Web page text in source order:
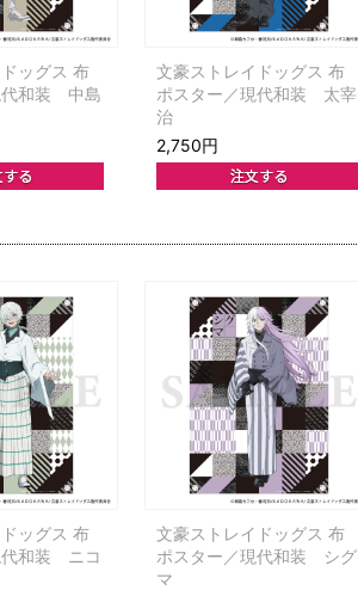
ッグス 布
代和装 中島
文豪ストレイドッグス 布
ポスター／現代和装 太宰
治
2,750円
ッグス 布
代和装 ニコ
文豪ストレイドッグス 布
ポスター／現代和装 シグ
マ